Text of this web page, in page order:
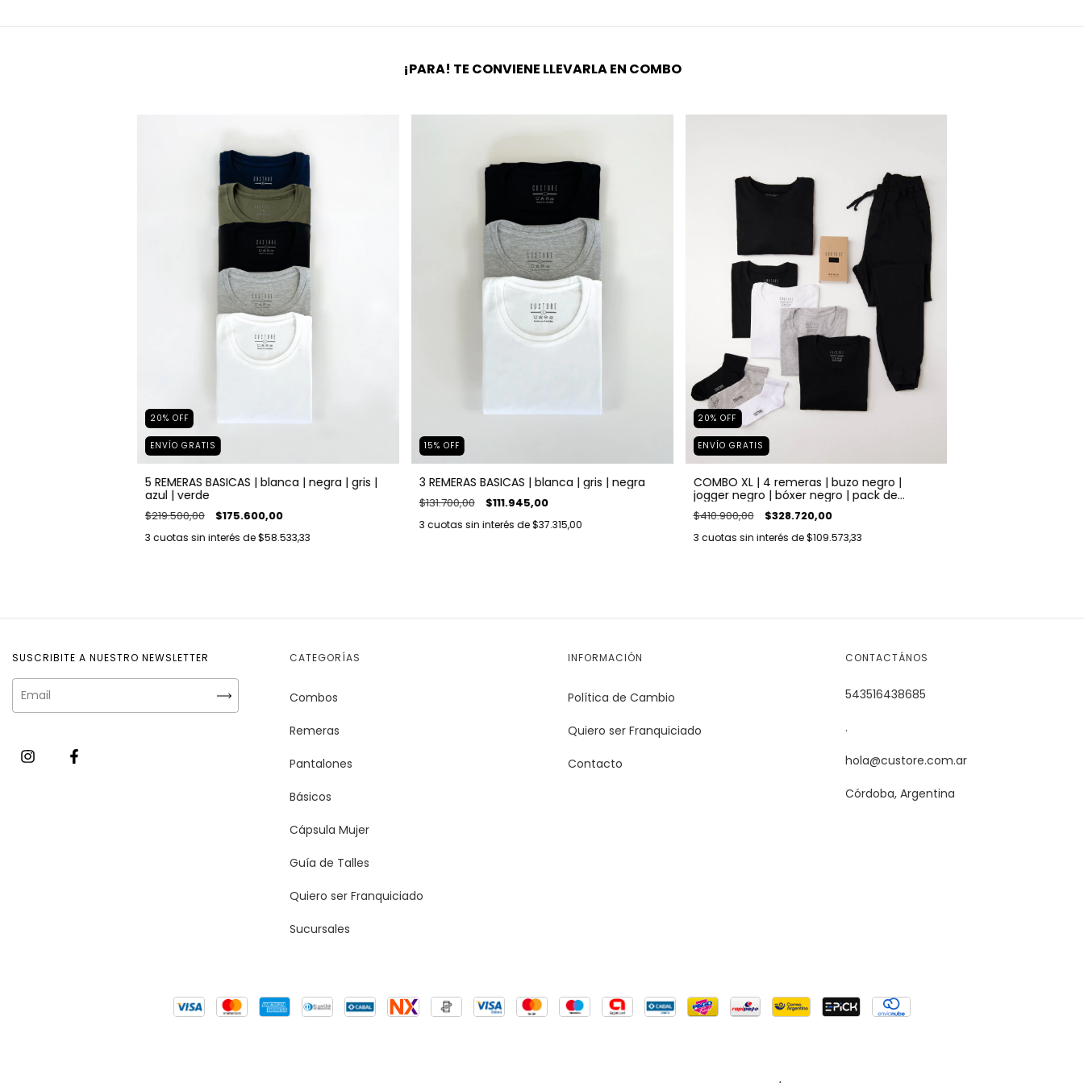
¡PARA! TE CONVIENE LLEVARLA EN COMBO
20% OFF
ENVÍO GRATIS
5 REMERAS BASICAS | blanca | negra | gris |
azul | verde
$219.500,00 $175.600,00
3 cuotas sin interés de$58.533,33
15% OFF
3 REMERAS BASICAS | blanca | gris | negra
$131.700,00 $111.945,00
3 cuotas sin interés de$37.315,00
20%OFF
ENVÍO GRATIS
COMBO XL | 4 remeras | buzo negro |
jogger negro | bóxer negro | pack de
medias x3
$410.900,00 $328.720,00
3 cuotas sin interés de$109.573,33
SUSCRIBITE A NUESTRO NEWSLETTER CATEGORÍAS
Combos
Remeras
Pantalones
Básicos
Cápsula Mujer
Guía de Talles
Quiero ser Franquiciado
Sucursales
INFORMACIÓN
Política de Cambio
Quiero ser Franquiciado
Contacto
CONTACTÁNOS
543516438685
.
hola@custore.com.ar
Córdoba, Argentina